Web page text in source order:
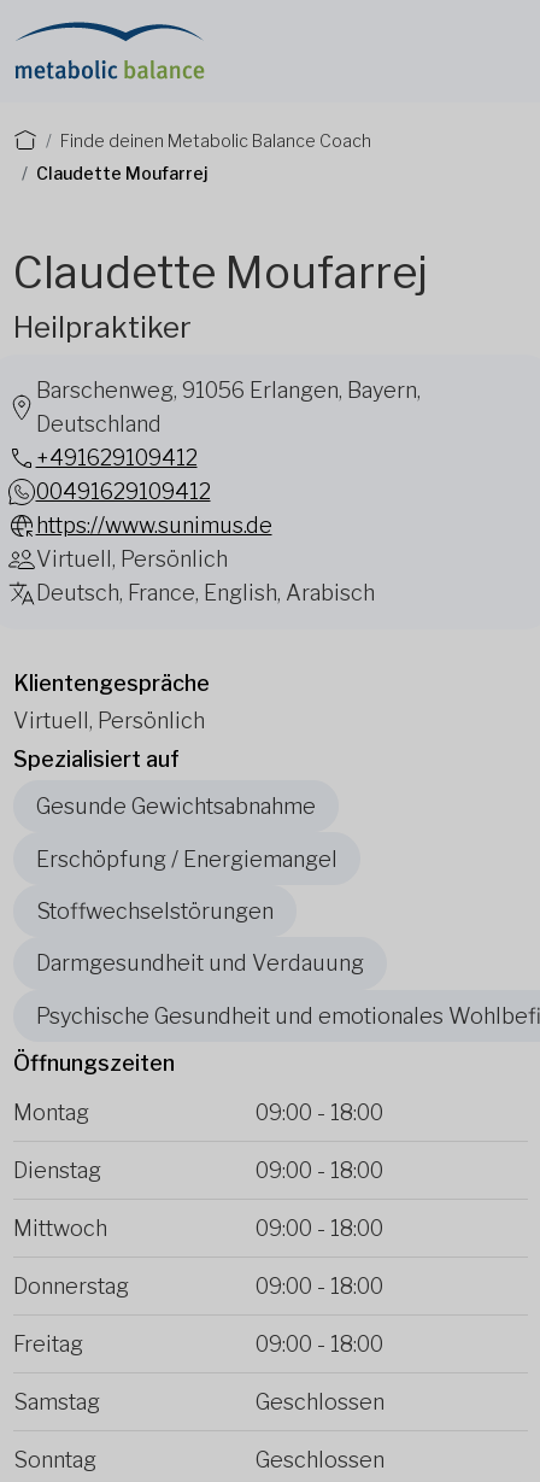
Finde deinen Metabolic Balance Coach
Claudette Moufarrej
Claudette Moufarrej
Heilpraktiker
Barschenweg, 91056 Erlangen, Bayern,
Deutschland
+491629109412
00491629109412
https://www.sunimus.de
Virtuell, Persönlich
Deutsch, France, English, Arabisch
Klientengespräche
Virtuell, Persönlich
Spezialisiert auf
Gesunde Gewichtsabnahme
Erschöpfung / Energiemangel
Stoffwechselstörungen
Darmgesundheit und Verdauung
Psychische Gesundheit und emotionales
Öffnungszeiten
Montag
09:00 - 18:00
Dienstag 09:00 - 18:00
Mittwoch 09:00 - 18:00
Donnerstag 09:00 - 18:00
Freitag 09:00 - 18:00
Samstag Geschlossen
Sonntag Geschlossen